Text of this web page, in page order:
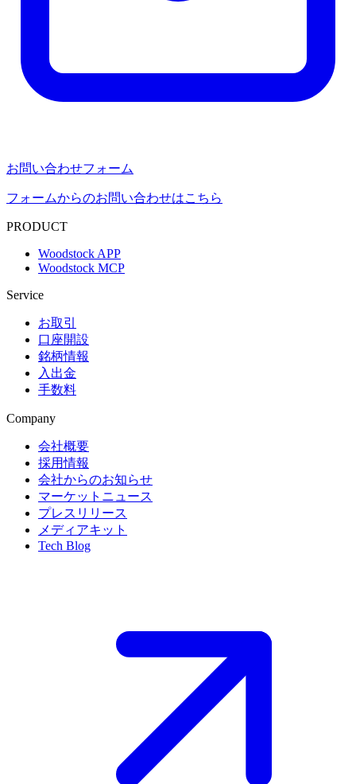
お問い合わせフォーム
フォームからのお問い合わせはこちら
PRODUCT
Woodstock APP
Woodstock MCP
Service
お取引
口座開設
銘柄情報
入出金
手数料
Company
会社概要
採用情報
会社からのお知らせ
マーケットニュース
プレスリリース
メディアキット
Tech Blog